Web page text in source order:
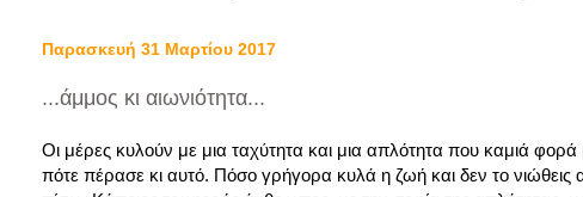
Παρασκευή 31 Μαρτίου 2017
...άμμος κι αιωνιότητα...
Οι μέρες κυλούν με μια ταχύτητα και μια απλότητα που καμιά φορά
πότε πέρασε κι αυτό. Πόσο γρήγορα κυλά η ζωή και δεν το νιώθεις